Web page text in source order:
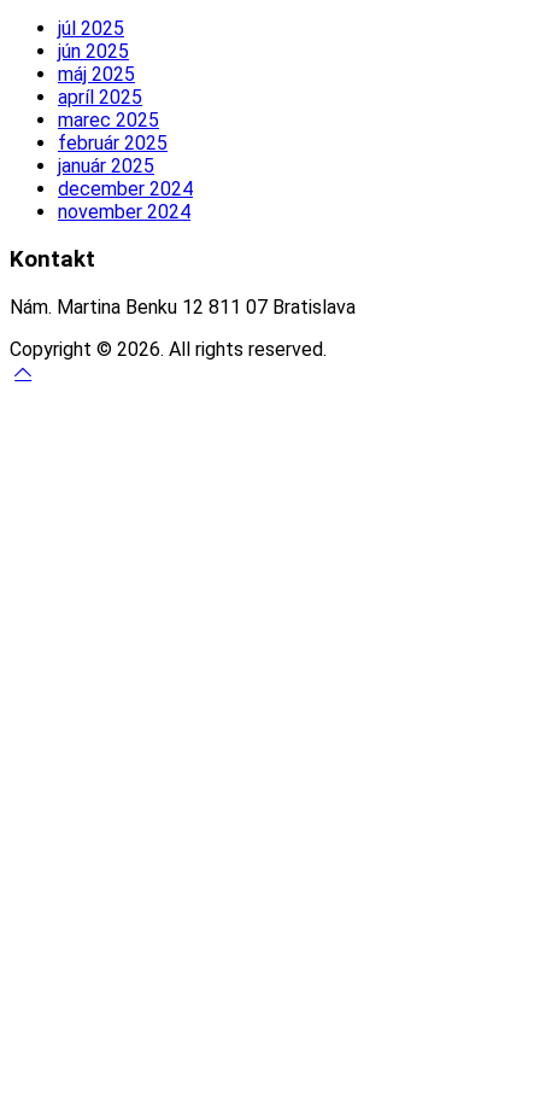
júl 2025
jún 2025
máj 2025
apríl 2025
marec 2025
február 2025
január 2025
december 2024
november 2024
Kontakt
Nám. Martina Benku 12 811 07 Bratislava
Copyright © 2026. All rights reserved.